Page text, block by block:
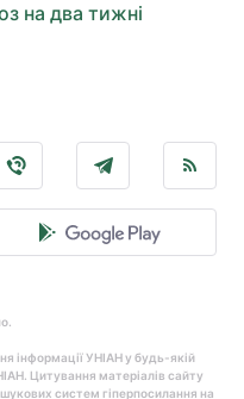
на два тижні
інформації УНІАН у будь-якій
Цитування матеріалів сайту
систем гіперпосилання на